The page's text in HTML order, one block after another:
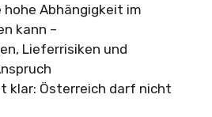
hohe Abhängigkeit im
kann –
Lieferrisiken und
klar: Österreich darf nicht